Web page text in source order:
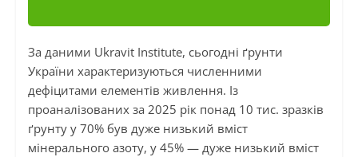
За даними Ukravit Institute, сьогодні ґрунти
України характеризуються численними
дефіцитами елементів живлення. Із
проаналізованих за 2025 рік понад 10 тис. зразків
ґрунту у 70% був дуже низький вміст
мінерального азоту, у 45% — дуже низький вміст